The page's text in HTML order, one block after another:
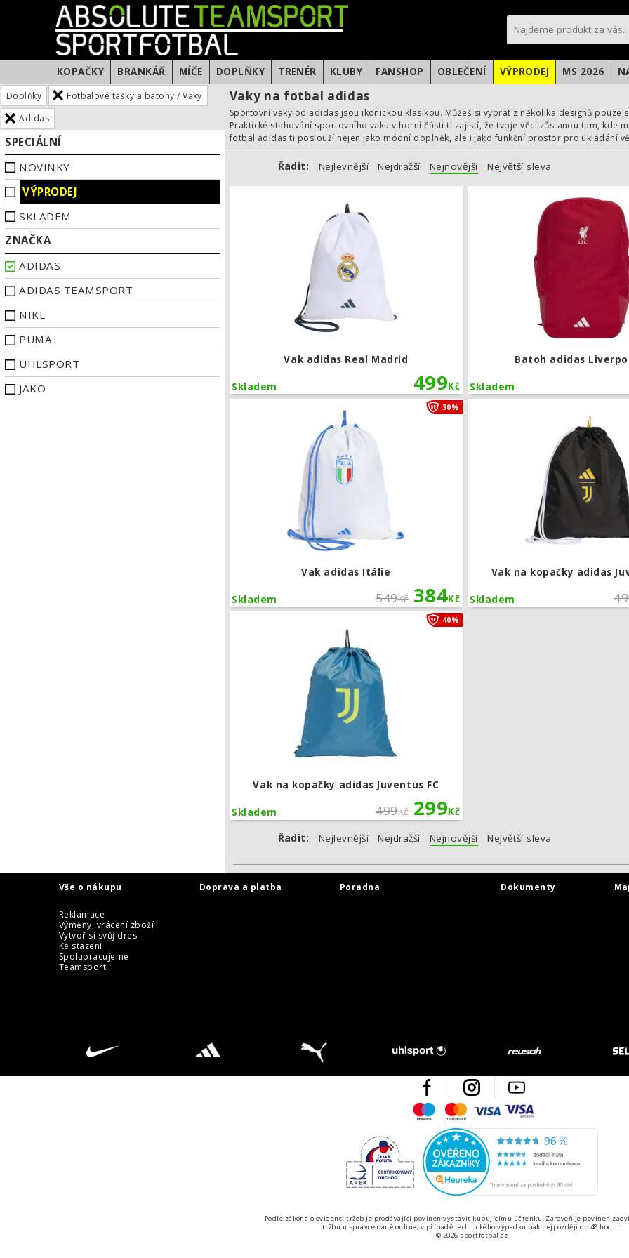
KOPAČKY BRANKÁŘ MÍČE DOPLŇKY TRENÉR KLUBY FANSHOP OBLEČENÍ VÝPRODEJ MS 2026
Doplňky
Fotbalové tašky a batohy / Vaky
Adidas
SPECIÁLNÍ
NOVINKY
VÝPRODEJ
SKLADEM
ZNAČKA
ADIDAS
ADIDAS TEAMSPORT
NIKE
PUMA
UHLSPORT
JAKO
Vaky na fotbal adidas
Sportovní vaky od adidas jsou ikonickou klasikou. Můžeš si vybrat z několika designů
Praktické stahování sportovního vaku v horní části ti zajistí, že tvoje věci zůstanou tam, kde
fotbal adidas ti poslouží nejen jako módní doplněk, ale i jako funkční prostor pro ukládání
Řadit: Nejlevnější Nejdražší Nejnovější Největší sleva
Vak adidas Real Madrid
499Kč
Skladem
Batoh adidas
Skladem
Vak adidas Itálie
549Kč 384Kč
Skladem
30%
Vak na kopačky adidas
Skladem
Vak na kopačky adidas Juventus FC
499Kč 299Kč
Skladem
40%
Řadit: Nejlevnější Nejdražší Nejnovější Největší sleva
Vše o nákupu Doprava a platba Poradna
Reklamace
Výměny, vrácení zboží
Vytvoř si svůj dres
Ke stazeni
Spolupracujeme
Teamsport
Dokumenty
Facebook Instagram
MaestroMastercard
Visa
Česká kvalita
Podle zákona o evidenci tržeb je prodávající povinen vystavit kupujícímu účtenku. Zároveň je povinen
tržbu u správce daně online; v případě technického výpadku pak nejpozději do 48 hodin.
© 2026 sportfotbal.cz